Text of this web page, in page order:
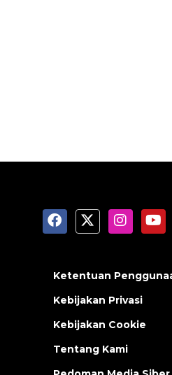
Ketentuan
Kebijakan Privasi
Kebijakan Cookie
Tentang Kami